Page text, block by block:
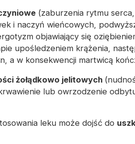
(zaburzenia rytmu
i naczyń wieńcowych,
objawiający się
upośledzeniem krążenia,
a w konsekwencji martwicą
żołądkowo jelitowych
lub owrzodzenie
leku może dojść do